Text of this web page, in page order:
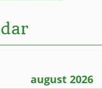
august 2026